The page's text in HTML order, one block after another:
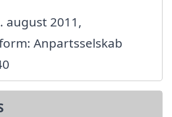
august 2011,
Anpartsselskab